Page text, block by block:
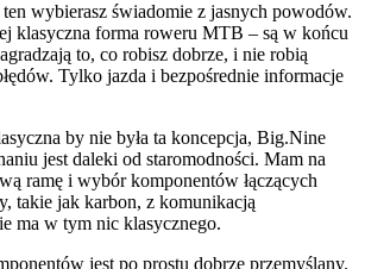
wybierasz świadomie z jasnych powodów.
klasyczna forma roweru MTB – są w końcu
to, co robisz dobrze, i nie robią
Tylko jazda i bezpośrednie informacje
by nie była ta koncepcja, Big.Nine
jest daleki od staromodności. Mam na
ramę i wybór komponentów łączących
takie jak karbon, z komunikacją
ma w tym nic klasycznego.
jest po prostu dobrze przemyślany.